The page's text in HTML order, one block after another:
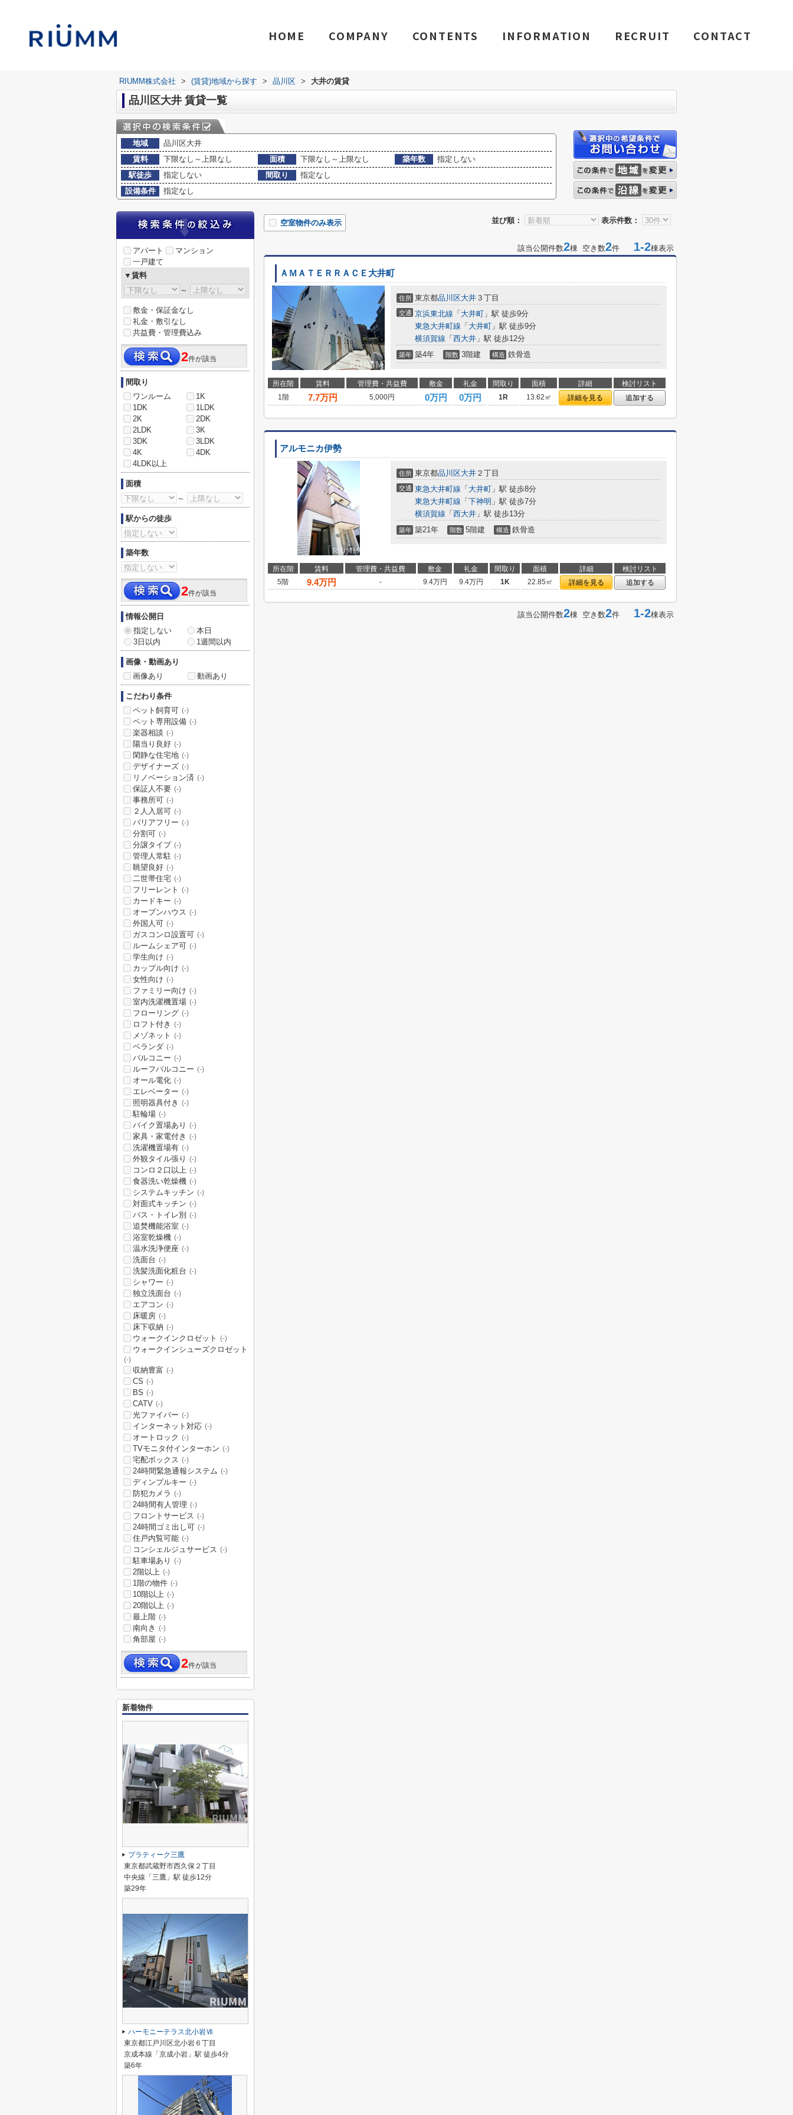
HOME COMPANY CONTENTS INFORMATION RECRUIT CONTACT
RIUMM株式会社 > (賃貸)地域から探す > 品川区 > 大井の賃貸
品川区大井 賃貸一覧
地域
品川区大井
賃料
下限なし～上限なし 面積 下限なし～上限なし 築年数
指定しない
駅徒歩
指定しない 間取り
指定なし
設備条件
指定なし
並び順： 表示件数：
空室物件のみ表示
該当公開件数2棟 空き数2件 1-2棟表示
ＡＭＡＴＥＲＲＡＣＥ大井町
住所 東京都品川区大井 ３丁目
交通 京浜東北線 「 大井町 」駅 徒歩9分
東急大井町線 「 大井町 」駅 徒歩9分
横須賀線 「 西大井 」駅 徒歩12分
築年 築4年 階数 3階建 構造 鉄骨造
所在階 賃料 管理費・共益費 敷金 礼金 間取り 面積 詳細
検討リスト
1階
7.7万円 5,000円 0万円 0万円 1R 13.62㎡ 詳細を見る 追加する
アルモニカ伊勢
住所 東京都品川区大井 ２丁目
交通 東急大井町線 「 大井町 」駅 徒歩8分
東急大井町線 「 下神明 」駅 徒歩7分
横須賀線 「 西大井 」駅 徒歩13分
築年 築21年 階数 5階建 構造 鉄骨造
所在階 賃料 管理費・共益費 敷金 礼金 間取り 面積 詳細
検討リスト
5階
9.4万円 - 9.4万円 9.4万円 1K 22.85㎡ 詳細を見る 追加する
該当公開件数2棟 空き数2件 1-2棟表示
アパート
マンション
一戸建て
▼賃料
～
敷金・保証金なし
礼金・敷引なし
共益費・管理費込み
2件が該当
間取り
ワンルーム
1K
1DK
1LDK
2K
2DK
2LDK
3K
3DK
3LDK
4K
4DK
4LDK以上
面積
～
駅からの徒歩
築年数
2件が該当
情報公開日
指定しない
本日
3日以内
1週間以内
画像・動画あり
画像あり
動画あり
こだわり条件
ペット飼育可 (-)
ペット専用設備 (-)
楽器相談 (-)
陽当り良好 (-)
閑静な住宅地 (-)
デザイナーズ (-)
リノベーション済 (-)
保証人不要 (-)
事務所可 (-)
２人入居可 (-)
バリアフリー (-)
分割可 (-)
分譲タイプ (-)
管理人常駐 (-)
眺望良好 (-)
二世帯住宅 (-)
フリーレント (-)
カードキー (-)
オープンハウス (-)
外国人可 (-)
ガスコンロ設置可 (-)
ルームシェア可 (-)
学生向け (-)
カップル向け (-)
女性向け (-)
ファミリー向け (-)
室内洗濯機置場 (-)
フローリング (-)
ロフト付き (-)
メゾネット (-)
ベランダ (-)
バルコニー (-)
ルーフバルコニー (-)
オール電化 (-)
エレベーター (-)
照明器具付き (-)
駐輪場 (-)
バイク置場あり (-)
家具・家電付き (-)
洗濯機置場有 (-)
外観タイル張り (-)
コンロ２口以上 (-)
食器洗い乾燥機 (-)
システムキッチン (-)
対面式キッチン (-)
バス・トイレ別 (-)
追焚機能浴室 (-)
浴室乾燥機 (-)
温水洗浄便座 (-)
洗面台 (-)
洗髪洗面化粧台 (-)
シャワー (-)
独立洗面台 (-)
エアコン (-)
床暖房 (-)
床下収納 (-)
ウォークインクロゼット (-)
ウォークインシューズクロゼット
(-)
収納豊富 (-)
CS (-)
BS (-)
CATV (-)
光ファイバー (-)
インターネット対応 (-)
オートロック (-)
TVモニタ付インターホン (-)
宅配ボックス (-)
24時間緊急通報システム (-)
ディンプルキー (-)
防犯カメラ (-)
24時間有人管理 (-)
フロントサービス (-)
24時間ゴミ出し可 (-)
住戸内覧可能 (-)
コンシェルジュサービス (-)
駐車場あり (-)
2階以上 (-)
1階の物件 (-)
10階以上 (-)
20階以上 (-)
最上階 (-)
南向き (-)
角部屋 (-)
2件が該当
新着物件
プラティーク三鷹
東京都武蔵野市西久保２丁目
中央線「三鷹」駅 徒歩12分
築29年
ハーモニーテラス北小岩Ⅶ
東京都江戸川区北小岩６丁目
京成本線「京成小岩」駅 徒歩4分
築6年